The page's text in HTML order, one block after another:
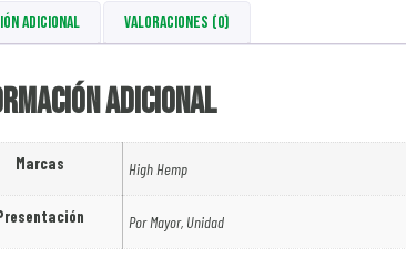
adicional
Valoraciones (0)
adicional
Marcas High Hemp
Por Mayor, Unidad